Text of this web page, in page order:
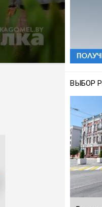
ВЫБОР